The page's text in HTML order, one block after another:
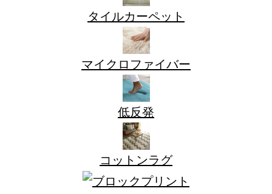
タイルカーペット
マイクロファイバー
低反発
コットンラグ